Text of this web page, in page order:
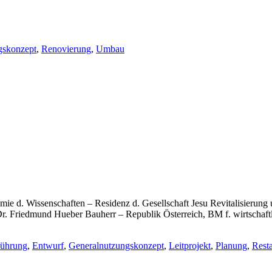
, Renovierung, Umbau
d. Wissenschaften – Residenz d. Gesellschaft Jesu
Hueber Bauherr – Republik Österreich, BM f.
, Entwurf, Generalnutzungskonzept, Leitprojekt, Planung,